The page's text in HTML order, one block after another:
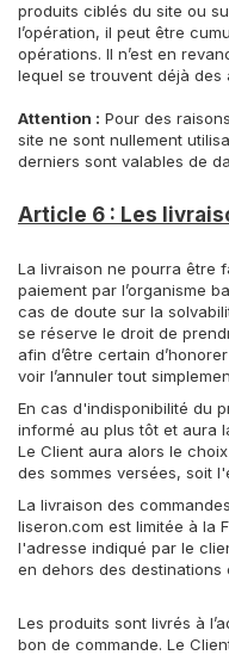
produits ciblés du site ou
l’opération, il peut être
opérations. Il n’est en
lequel se trouvent déjà des
Attention : Pour des
site ne sont nullement
derniers sont valables de
Article 6 : Les
La livraison ne pourra être
paiement par l’organisme
cas de doute sur la
se réserve le droit de
afin d’être certain
voir l’annuler tout
En cas d'indisponibilité du
informé au plus tôt et aura
Le Client aura alors le
des sommes versées, soit
La livraison des
liseron.com est limitée à la
l'adresse indiqué par le
en dehors des destinations
Les produits sont livrés à
bon de commande. Le